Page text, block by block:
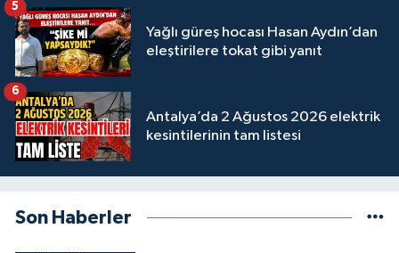
Yağlı güreş hocası Hasan Aydın’dan
eleştirilere tokat gibi yanıt
5
Antalya’da 2 Ağustos 2026 elektrik
kesintilerinin tam listesi
6
Son Haberler